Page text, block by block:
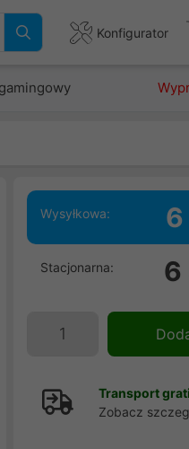
Konfigurator
Wysyłkowa: 6
Stacjonarna: 6
Transport
Zobacz